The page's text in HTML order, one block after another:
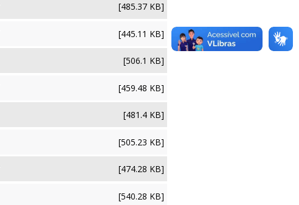
[485.37 KB]
[445.11 KB]
[506.1 KB]
[459.48 KB]
[481.4 KB]
[505.23 KB]
[474.28 KB]
[540.28 KB]